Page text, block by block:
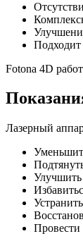
Fotona 4D
Лазерный
Улучшить
Провести